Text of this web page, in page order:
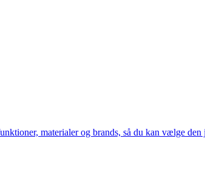
materialer og brands, så du kan vælge den